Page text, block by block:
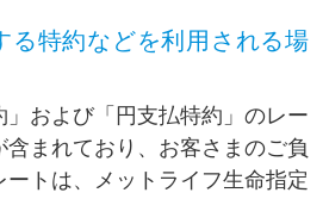
る特約などを利用される場
」および「円支払特約」のレー
含まれており、お客さまのご負
トは、メットライフ生命指定